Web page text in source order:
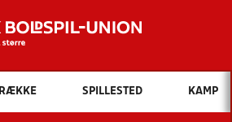
Hvad vil du søge efter?
INDHOLD OG NYHEDER
RÆKKE SPILLESTED KAMP